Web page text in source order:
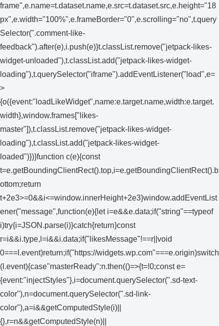
frame",e.name=t.dataset.name,e.src=t.dataset.src,e.height="18
px",e.width="100%",e.frameBorder="0",e.scrolling="no",t.query
Selector(".comment-like-
feedback").after(e),i.push(e)}t.classList.remove("jetpack-likes-
widget-unloaded"),t.classList.add("jetpack-likes-widget-
loading"),t.querySelector("iframe").addEventListener("load",e=
>
{o({event:"loadLikeWidget",name:e.target.name,width:e.target.
width},window.frames["likes-
master"]),t.classList.remove("jetpack-likes-widget-
loading"),t.classList.add("jetpack-likes-widget-
loaded")})}function c(e){const
t=e.getBoundingClientRect().top,i=e.getBoundingClientRect().b
ottom;return
t+2e3>=0&&i<=window.innerHeight+2e3}window.addEventList
ener("message",function(e){let i=e&&e.data;if("string"==typeof
i)try{i=JSON.parse(i)}catch{return}const
r=i&&i.type,l=i&&i.data;if("likesMessage"!==r||void
0===l.event)return;if("https://widgets.wp.com"===e.origin)switch
(l.event){case"masterReady":n.then(()=>{t=!0;const e=
{event:"injectStyles"},i=document.querySelector(".sd-text-
color"),n=document.querySelector(".sd-link-
color"),a=i&&getComputedStyle(i)||
{},r=n&&getComputedStyle(n)||